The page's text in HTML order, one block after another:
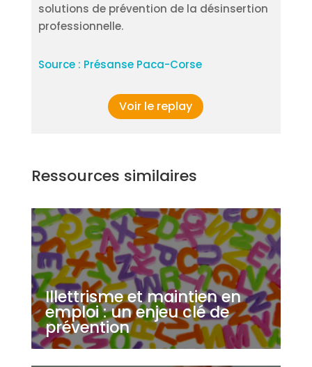
solutions de prévention de la désinsertion
professionnelle.
Source : Présanse Paca-Corse
Voir le replay
Ressources similaires
Illettrisme et maintien en
emploi : un enjeu clé de
prévention